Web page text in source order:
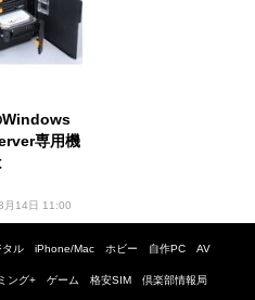
Windows
専用機
月14日 11:00
タル iPhone/Mac ホビー 自作PC AV
ング+ ゲーム 格安SIM 倶楽部情報局